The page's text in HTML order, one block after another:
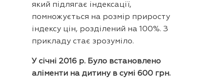
який підлягає індексації,
помножується на розмір приросту
індексу цін, розділений на 100%. З
прикладу стає зрозуміло.
У січні 2016 р. Було встановлено
аліменти на дитину в сумі 600 грн.